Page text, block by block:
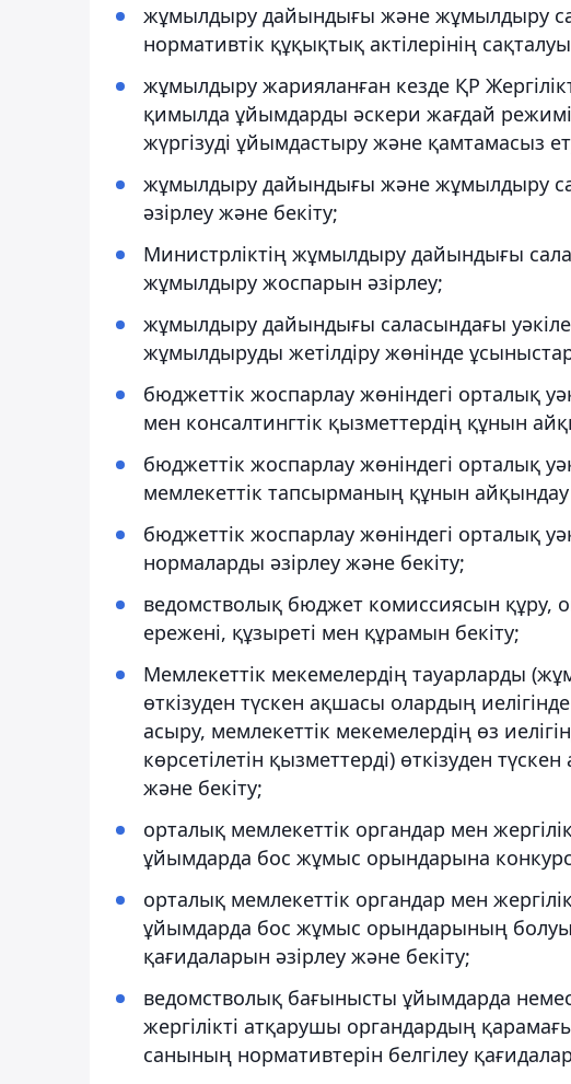
жұмылдыру дайындығы және жұмылдыру
нормативтік құқықтық актілерінің
жұмылдыру жарияланған кезде ҚР
қимылда ұйымдарды әскери жағдай
жүргізуді ұйымдастыру және қамтамасыз
жұмылдыру дайындығы және жұмылдыру
әзірлеу және бекіту;
Министрліктің жұмылдыру дайындығы
жұмылдыру жоспарын әзірлеу;
жұмылдыру дайындығы саласындағы
жұмылдыруды жетілдіру жөнінде ұсыныстар
бюджеттік жоспарлау жөніндегі орталық
мен консалтингтік қызметтердің құнын
бюджеттік жоспарлау жөніндегі орталық
мемлекеттік тапсырманың құнын айқындау
бюджеттік жоспарлау жөніндегі орталық
нормаларды әзірлеу және бекіту;
ведомстволық бюджет комиссиясын
ережені, құзыреті мен құрамын бекіту;
Мемлекеттік мекемелердің тауарларды
өткізуден түскен ақшасы олардың
асыру, мемлекеттік мекемелердің өз
көрсетілетін қызметтерді) өткізуден
және бекіту;
орталық мемлекеттік органдар мен
ұйымдарда бос жұмыс орындарына конкурс
орталық мемлекеттік органдар мен
ұйымдарда бос жұмыс орындарының болуы
қағидаларын әзірлеу және бекіту;
ведомстволық бағынысты ұйымдарда
жергілікті атқарушы органдардың
санының нормативтерін белгілеу